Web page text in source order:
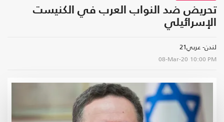
تحريض ضد النواب العرب في الكنيست
الإسرائيلي
لندن- عربي21
08-Mar-20 10:00 PM